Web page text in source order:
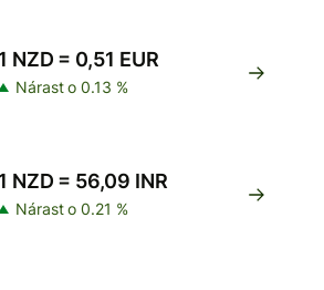
1 NZD = 0,51 EUR
Nárast o 0.13 %
1 NZD = 56,09 INR
Nárast o 0.21 %